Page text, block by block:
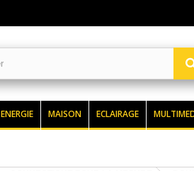
ENERGIE MAISON ECLAIRAGE